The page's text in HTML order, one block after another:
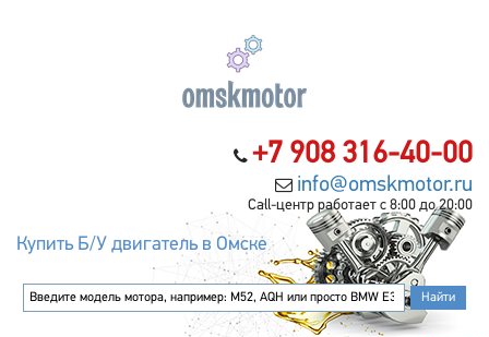
+7 908 316-40-00
info@omskmotor.ru
Call-центр работает с 8:00 до 20:00
Купить Б/У двигатель в Омске